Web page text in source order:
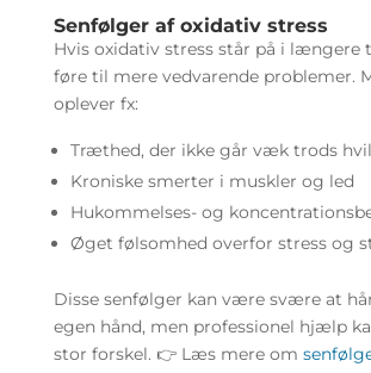
Senfølger af oxidativ stress
Hvis oxidativ stress står på i længere
føre til mere vedvarende problemer.
oplever fx:
Træthed, der ikke går væk trods
Kroniske smerter i muskler og led
Hukommelses- og
Øget følsomhed overfor stress og
Disse senfølger kan være svære at
egen hånd, men professionel hjælp
stor forskel. 👉 Læs mere om